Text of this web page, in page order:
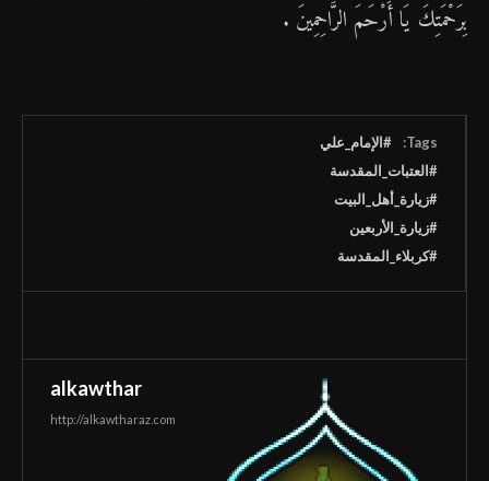
بِرَحْمَتِكَ يَا أَرْحَمَ الرَّاحِمِينَ .
Tags:
#الإمام_علي
#العتبات_المقدسة
#زيارة_أهل_البيت
#زيارة_الأربعين
#كربلاء_المقدسة
alkawthar
http://alkawtharaz.com